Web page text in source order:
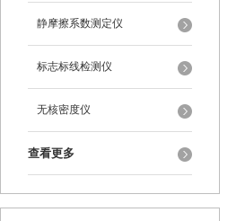
静摩擦系数测定仪
标志标线检测仪
无核密度仪
查看更多